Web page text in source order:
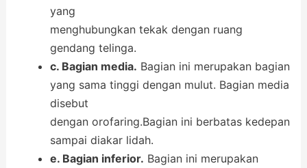
yang
menghubungkan tekak dengan ruang
gendang telinga.
c. Bagian media. Bagian ini merupakan bagian
yang sama tinggi dengan mulut. Bagian media
disebut
dengan orofaring.Bagian ini berbatas kedepan
sampai diakar lidah.
e. Bagian inferior. Bagian ini merupakan